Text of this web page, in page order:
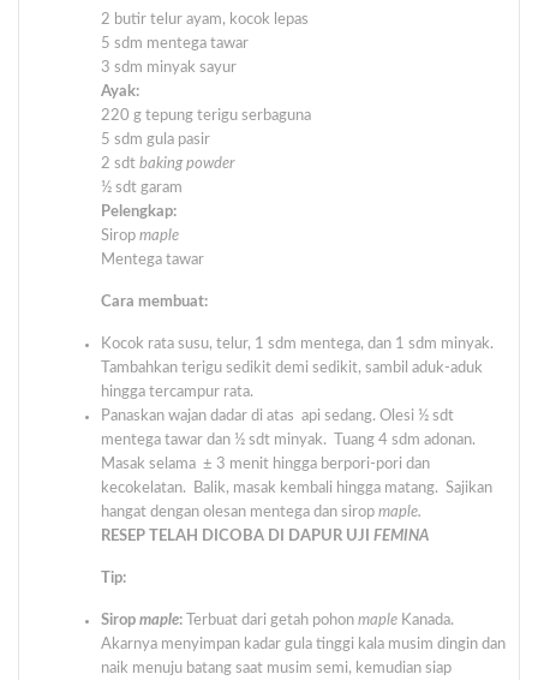
2 butir telur ayam, kocok lepas
5 sdm mentega tawar
3 sdm minyak sayur
Ayak:
220 g tepung terigu serbaguna
5 sdm gula pasir
2 sdt baking powder
½ sdt garam
Pelengkap:
Sirop maple
Mentega tawar
Cara membuat:
Kocok rata susu, telur, 1 sdm mentega, dan 1 sdm minyak.
Tambahkan terigu sedikit demi sedikit, sambil aduk-aduk
hingga tercampur rata.
Panaskan wajan dadar di atas api sedang. Olesi ½ sdt
mentega tawar dan ½ sdt minyak. Tuang 4 sdm adonan.
Masak selama ± 3 menit hingga berpori-pori dan
kecokelatan. Balik, masak kembali hingga matang. Sajikan
hangat dengan olesan mentega dan sirop maple.
RESEP TELAH DICOBA DI DAPUR UJI FEMINA
Tip:
Sirop maple: Terbuat dari getah pohon maple Kanada.
Akarnya menyimpan kadar gula tinggi kala musim dingin dan
naik menuju batang saat musim semi, kemudian siap